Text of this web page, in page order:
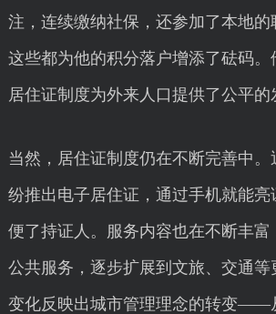
注，连续缴纳社保，还参加了本地的
这些都为他的积分落户增添了砝码。
居住证制度为外来人口提供了公平的
当然，居住证制度仍在不断完善中。
纷推出电子居住证，通过手机就能
便了持证人。服务内容也在不断丰富
公共服务，逐步扩展到文旅、交通
变化反映出城市管理理念的转变——